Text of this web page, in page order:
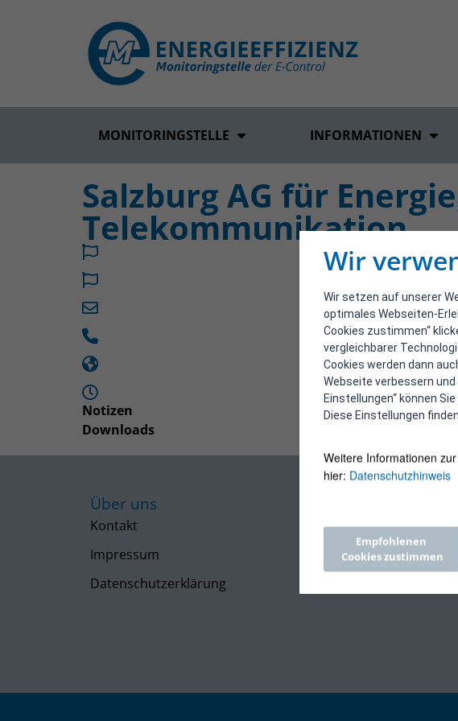
Wir
Wir setzen auf unserer
optimales Webseiten-
Cookies zustimmen“
vergleichbarer
Cookies werden dann
Webseite verbessern
Einstellungen“ können
Diese Einstellungen
Weitere Informationen
hier: Datenschutzhinweis
Empfohlenen
Cookies zustimmen
MONITORINGSTELLE INFORMATIONEN
Salzburg AG für
Telekommunikation
Notizen
Downloads
Über uns
Kontakt
Impressum
Datenschutzerklärung